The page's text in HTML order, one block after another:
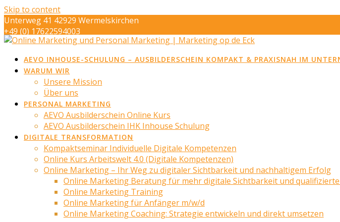
Skip to content
Unterweg 41 42929 Wermelskirchen
+49 (0) 17622594003
info@marketing-op-de-eck.de
AEVO INHOUSE-SCHULUNG – AUSBILDERSCHEIN KOMPAKT & PRAXISNAH IM
WARUM WIR
Unsere Mission
Über uns
PERSONAL MARKETING
AEVO Ausbilderschein Online Kurs
AEVO Ausbilderschein IHK Inhouse Schulung
DIGITALE TRANSFORMATION
Kompaktseminar Individuelle Digitale Kompetenzen
Online Kurs Arbeitswelt 4.0 (Digitale Kompetenzen)
Online Marketing – Ihr Weg zu digitaler Sichtbarkeit und nachhaltigem Erfolg
Online Marketing Beratung für mehr digitale Sichtbarkeit und
Online Marketing Training
Online Marketing für Anfänger m/w/d
Online Marketing Coaching: Strategie entwickeln und direkt umsetzen